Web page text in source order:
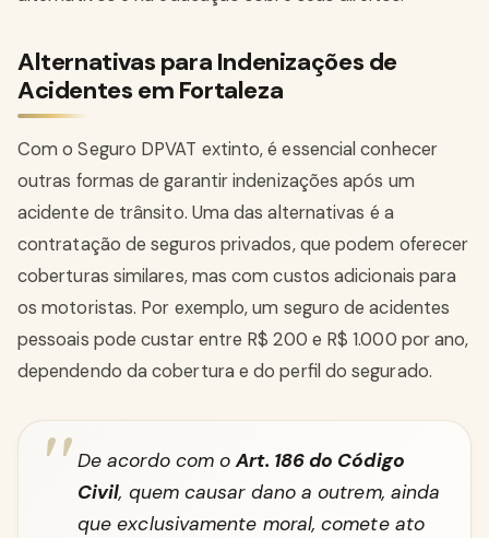
Alternativas para Indenizações de
Acidentes em Fortaleza
Com o Seguro DPVAT extinto, é essencial conhecer
outras formas de garantir indenizações após um
acidente de trânsito. Uma das alternativas é a
contratação de seguros privados, que podem oferecer
coberturas similares, mas com custos adicionais para
os motoristas. Por exemplo, um seguro de acidentes
pessoais pode custar entre R$ 200 e R$ 1.000 por ano,
dependendo da cobertura e do perfil do segurado.
De acordo com oArt. 186 do Código
Civil, quem causar dano a outrem, ainda
que exclusivamente moral, comete ato